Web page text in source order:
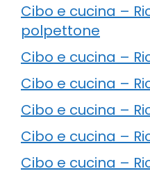
Cibo e cucina –
polpettone
Cibo e cucina –
Cibo e cucina –
Cibo e cucina –
Cibo e cucina –
Cibo e cucina –